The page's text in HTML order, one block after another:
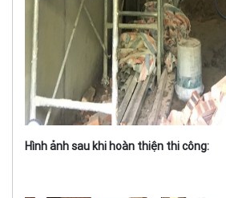
Hình ảnh sau khi hoàn thiện thi công: